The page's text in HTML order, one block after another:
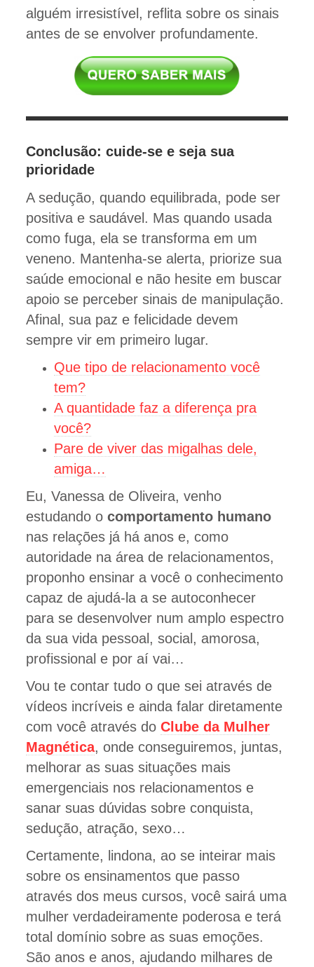
alguém irresistível, reflita sobre os sinais
antes de se envolver profundamente.
Conclusão: cuide-se e seja sua
prioridade
A sedução, quando equilibrada, pode ser
positiva e saudável. Mas quando usada
como fuga, ela se transforma em um
veneno. Mantenha-se alerta, priorize sua
saúde emocional e não hesite em buscar
apoio se perceber sinais de manipulação.
Afinal, sua paz e felicidade devem
sempre vir em primeiro lugar.
Que tipo de relacionamento você
tem?
A quantidade faz a diferença pra
você?
Pare de viver das migalhas dele,
amiga…
Eu, Vanessa de Oliveira, venho
estudando ocomportamento humano
nas relações já há anos e, como
autoridade na área de relacionamentos,
proponho ensinar a você o conhecimento
capaz de ajudá-la a se autoconhecer
para se desenvolver num amplo espectro
da sua vida pessoal, social, amorosa,
profissional e por aí vai…
Vou te contar tudo o que sei através de
vídeos incríveis e ainda falar diretamente
com você através doClube da Mulher
Magnética, onde conseguiremos, juntas,
melhorar as suas situações mais
emergenciais nos relacionamentos e
sanar suas dúvidas sobre conquista,
sedução, atração, sexo…
Certamente, lindona, ao se inteirar mais
sobre os ensinamentos que passo
através dos meus cursos, você sairá uma
mulher verdadeiramente poderosa e terá
total domínio sobre as suas emoções.
São anos e anos, ajudando milhares de